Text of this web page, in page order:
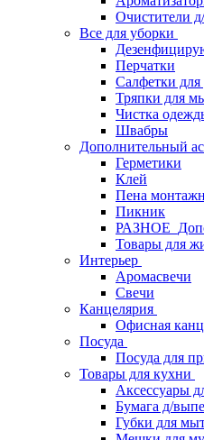
Очистители
Все для уборки
Перчатки
Салфетки для
Тряпки для
Чистка
Швабры
Дополнительный
Герметики
Клей
Пена
Пикник
Товары для
Интерьер
Аромасвечи
Свечи
Канцелярия
Офисная
Посуда
Посуда для
Товары для кухни
Аксессуары
Бумага д/
Губки для